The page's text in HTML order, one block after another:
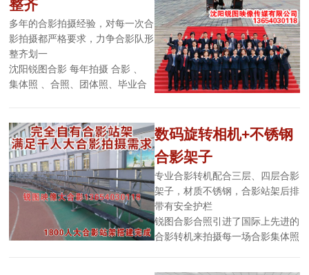
整齐
多年的合影拍摄经验，对每一次合
影拍摄都严格要求，力争合影队形
整齐划一
沈阳锐图合影 每年拍摄 合影 、
集体照 、合照、团体照、毕业合
验，每次集体照拍摄都作总结，并
经常学习先进的拍摄手法和后期制
作技术是的我们的拍摄质量不断提
高。选择经验丰富的合影拍摄公
司，是合影拍摄成功的主要因素，
锐图合影合照每年都拍摄部队合影
和战友聚会合影，同学聚会合影，
同学会合影，会议合影，公司合影
数码旋转相机+不锈钢
合影架子
专业合影转机配合三层、四层合影
架子，材质不锈钢，合影站架后排
带有安全护栏
锐图合影合照引进了国际上先进的
合影转机来拍摄每一场合影集体照